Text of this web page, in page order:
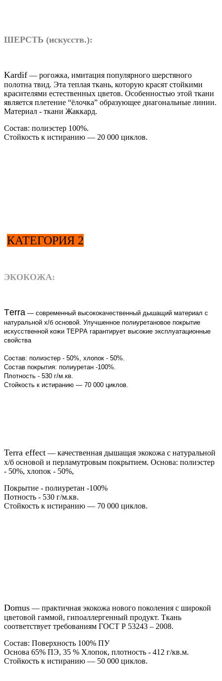
ШЕРСТЬ (искусств.):
Kardif — рогожка, имитация популярного шерстяного
полотна твид. Эта теплая ткань, которую красят стойкими
красителями естественных цветов. Особенностью этой ткани
является плетение “ёлочка” образующее диагональные линии.
Материал - ткани Жаккард.
Состав: полиэстер 100%.
Стойкость к истиранию — 20 000 циклов.
КАТЕГОРИЯ 2
ЭКОКОЖА:
Тerra — современный высококачественный дышащий материал с
натуральной х/б основой. Улучшенное полиуретановое покрытие
искусственной кожи ТЕРРА гарантирует высокие эксплуатационные
свойства
Состав: полиэстер - 50%, хлопок - 50%.
Cостав покрытия: полиуретан -100%.
Плотность - 530 г/м.кв.
Стойкость к истиранию — 70 000 циклов.
Terra effect — качественная дышащая экокожа с натуральной
х/б основой и перламутровым покрытием. Основа: полиэстер
- 50%, хлопок - 50%,
Покрытие - полиуретан -100%
Потность - 530 г/м.кв.
Стойкость к истиранию — 70 000 циклов.
Domus — практичная экокожа нового поколения с широкой
цветовой гаммой, гипоаллергенный продукт. Ткань
соответствует требованиям ГОСТ Р 53243 – 2008.
Состав: Поверхность 100% ПУ
Основа 65% ПЭ, 35 % Хлопок, плотность - 412 г/кв.м.
Стойкость к истиранию — 50 000 циклов.